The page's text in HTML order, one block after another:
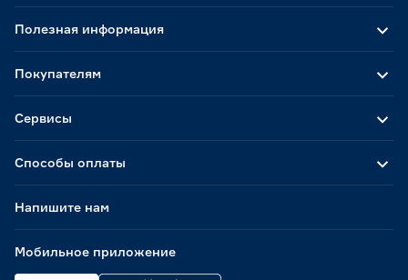
Способы оплаты
Мобильное приложение
Полезная информация
Покупателям
Сервисы
Напишите нам